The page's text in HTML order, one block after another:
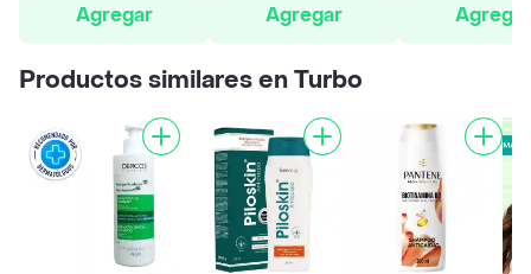
Agregar
Agregar
Agregar
Productos similares en Turbo